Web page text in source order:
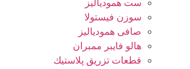
ست همودیالیز
سوزن فیستولا
صافی همودیالیز
هالو فایبر ممبران
قطعات تزريق پلاستيك